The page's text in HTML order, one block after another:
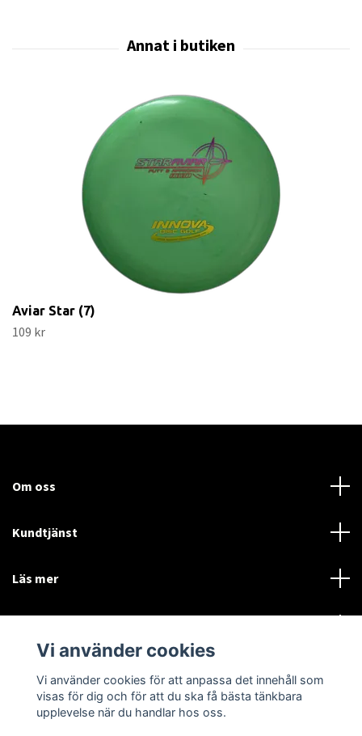
Aviar Star (7)
109 kr
Om oss
Kundtjänst
Läs mer
Language
Currency
SEK
Vi använder cookies
Vi använder cookies för att anpassa det innehåll som
visas för dig och för att du ska få bästa tänkbara
upplevelse när du handlar hos oss.